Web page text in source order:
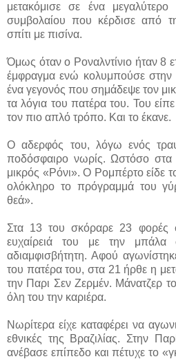
μετακόμισε σε ένα
συμβολαίου που κέρδισε από
σπίτι με πισίνα.
Όμως όταν ο Ροναλντίνιο ήταν 8
έμφραγμα ενώ κολυμπούσε στην
ένα γεγονός που σημάδεψε τον
τα λόγια του πατέρα του. Του
τον πιο απλό τρόπο. Και το έκανε.
Ο αδερφός του, λόγω ενός
ποδόσφαιρο νωρίς. Ωστόσο στα
μικρός «Ρόνι». Ο Ρομπέρτο είδε
ολόκληρο το πρόγραμμά του
θεά».
Στα 13 του σκόραρε 23 φορές
ευχαίρειά του με την
αδιαμφισβήτητη. Αφού
του πατέρα του, στα 21 ήρθε η
την Παρι Σεν Ζερμέν. Μάνατζερ
όλη του την καριέρα.
Νωρίτερα είχε καταφέρει να
εθνικές της Βραζιλίας. Στην
ανέβασε επίπεδο και πέτυχε το